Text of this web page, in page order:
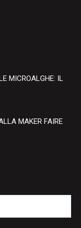
MICROALGHE: IL
MAKER FAIRE